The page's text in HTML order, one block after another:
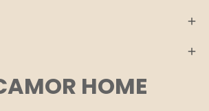
HOME